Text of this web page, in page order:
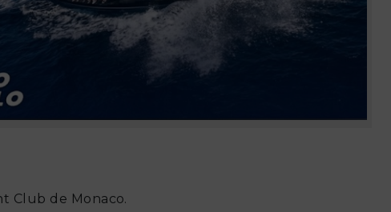
Club de Monaco.